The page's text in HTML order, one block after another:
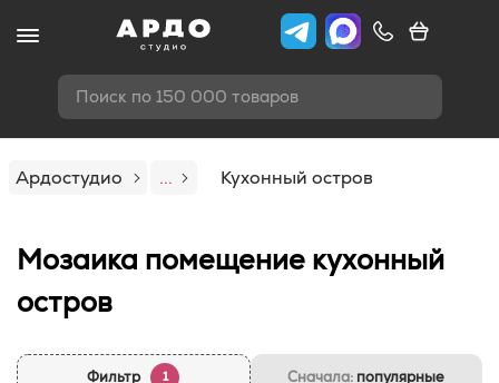
Поиск по 150 000 товаров
Ардостудио ... Кухонный остров
Мозаика помещение кухонный
остров
Фильтр 1 Сначала: популярные